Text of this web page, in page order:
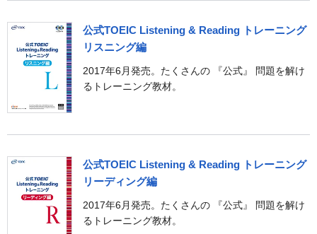
公式TOEIC Listening & Reading トレーニング
リスニング編
2017年6月発売。たくさんの 『公式』 問題を解け
るトレーニング教材。
公式TOEIC Listening & Reading トレーニング
リーディング編
2017年6月発売。たくさんの 『公式』 問題を解け
るトレーニング教材。